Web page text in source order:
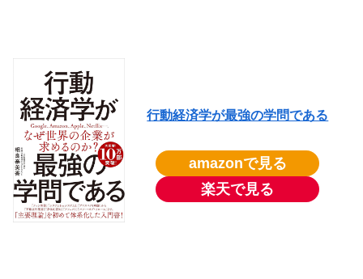
行動経済学が最強の学問である
amazonで見る
楽天で見る